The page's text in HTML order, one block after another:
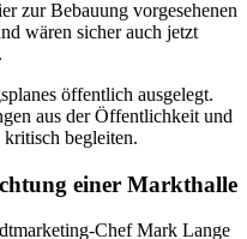
zur Bebauung vorgesehenen
wären sicher auch jetzt
öffentlich ausgelegt.
aus der Öffentlichkeit und
begleiten.
einer Markthalle
Chef Mark Lange